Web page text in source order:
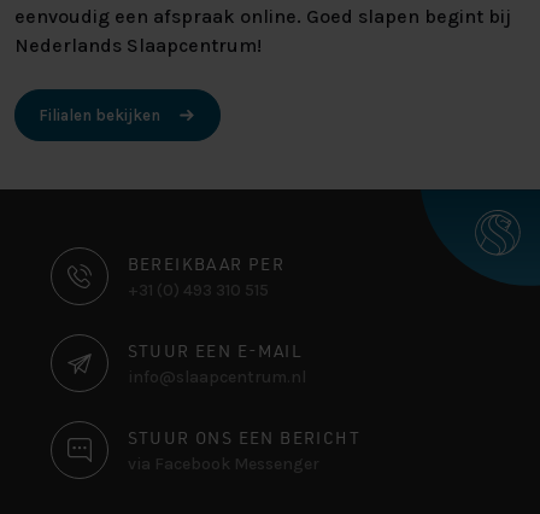
eenvoudig een afspraak online. Goed slapen begint bij
Nederlands Slaapcentrum!
Filialen bekijken
CONTACT
INFORMATIE
BEREIKBAAR PER
+31 (0) 493 310 515
STUUR EEN E-MAIL
info@slaapcentrum.nl
STUUR ONS EEN BERICHT
via Facebook Messenger